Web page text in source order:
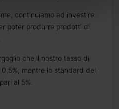
continuiamo ad investire
poter produrre prodotti di
che il nostro tasso di
mentre lo standard del
al 5%.